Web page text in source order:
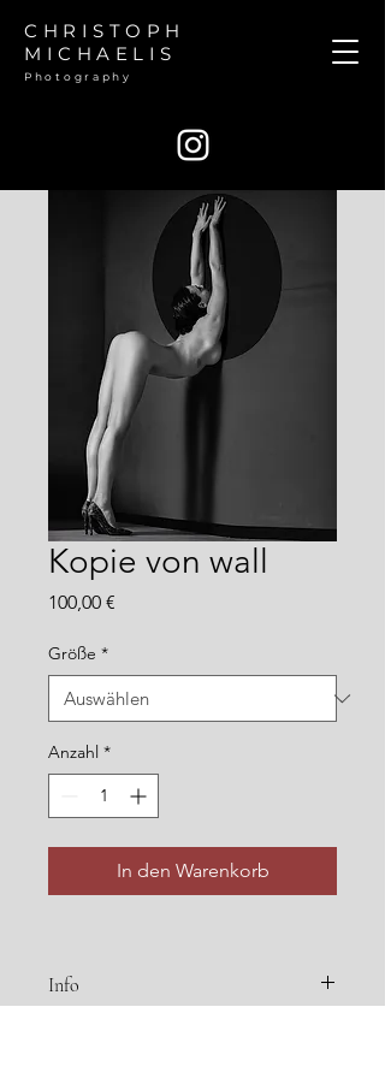
CHRISTOPH
MICHAELIS
Photography
Kopie von wall
100,00 €
Größe *
Anzahl *
In den Warenkorb
Info